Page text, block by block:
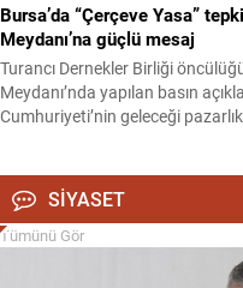
Bursa’da “Çerçeve Yasa”
Meydanı’na güçlü mesaj
Turancı Dernekler Birliği
Meydanı’nda yapılan basın
Cumhuriyeti’nin geleceği
Yürüyüşün ardından Fomara
açıklamasında, Türkiye
Cumhuriyetin...
SİYASET
Tümünü Gör